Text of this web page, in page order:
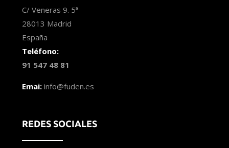
C/ Veneras 9. 5ª
28013 Madrid
España
Teléfono:
91 547 48 81
Emai: info@fuden.es
REDES SOCIALES